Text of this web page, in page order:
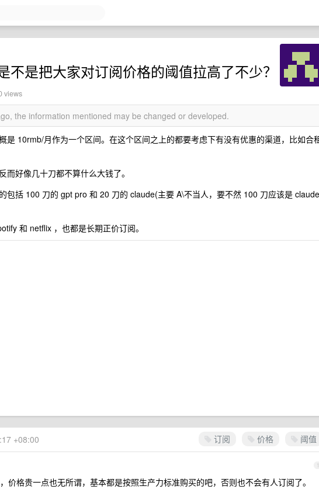
不是把大家对订阅价格的阈值拉高了不少？
views
the information mentioned may be changed or developed.
是 10rmb/月作为一个区间。在这个区间之上的都要考虑下有没有优惠的渠道，比如合
好像几十刀都不算什么大钱了。
包括 100 刀的 gpt pro 和 20 刀的 claude(主要 A\不当人，要不然 100 刀应该是 claude
和 netflix ，也都是长期正价订阅。
订阅 价格 阈值
+08:00
1
价格贵一点也无所谓，基本都是按照生产力标准购买的吧，否则也不会有人订阅了。